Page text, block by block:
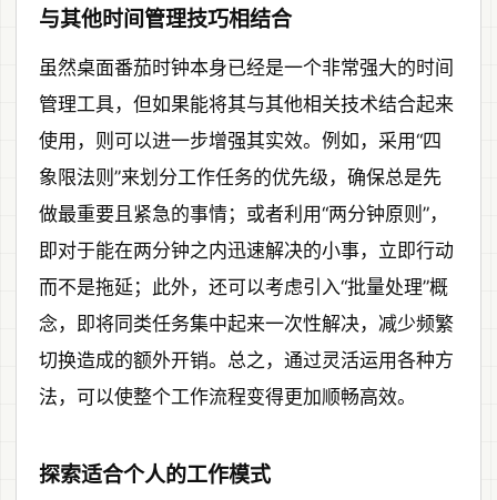
与其他时间管理技巧相结合
虽然桌面番茄时钟本身已经是一个非常强大的时间
管理工具，但如果能将其与其他相关技术结合起来
使用，则可以进一步增强其实效。例如，采用“四
象限法则”来划分工作任务的优先级，确保总是先
做最重要且紧急的事情；或者利用“两分钟原则”，
即对于能在两分钟之内迅速解决的小事，立即行动
而不是拖延；此外，还可以考虑引入“批量处理”概
念，即将同类任务集中起来一次性解决，减少频繁
切换造成的额外开销。总之，通过灵活运用各种方
法，可以使整个工作流程变得更加顺畅高效。
探索适合个人的工作模式